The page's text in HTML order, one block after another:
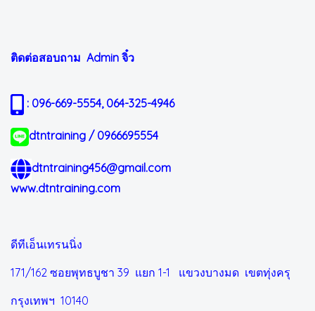
ติดต่อสอบถาม Admin จิ๋ว
: 096-669-5554, 064-325-4946
dtntraining / 0966695554
dtntraining456@gmail.com
www.dtntraining.com
ดีทีเอ็นเทรนนิ่ง
171/162 ซอยพุทธบูชา 39 แยก 1-1 แขวงบางมด เขตทุ่งครุ
กรุงเทพฯ 10140